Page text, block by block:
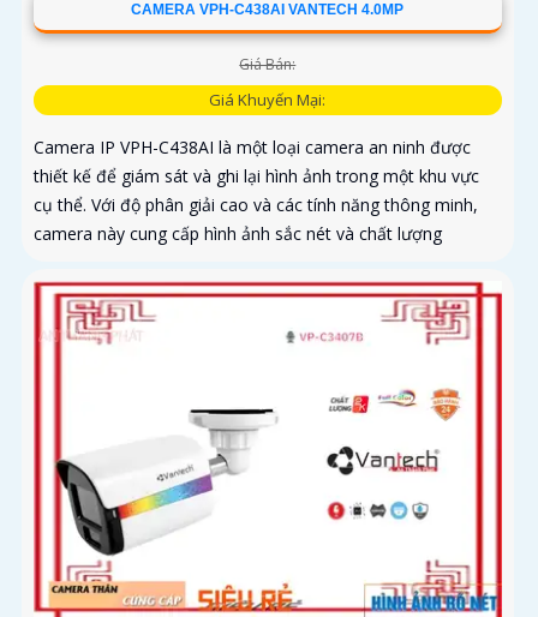
CAMERA VPH-C438AI VANTECH 4.0MP
Giá Bán:
Giá Khuyến Mại:
Camera IP VPH-C438AI là một loại camera an ninh được
thiết kế để giám sát và ghi lại hình ảnh trong một khu vực
cụ thể. Với độ phân giải cao và các tính năng thông minh,
camera này cung cấp hình ảnh sắc nét và chất lượng